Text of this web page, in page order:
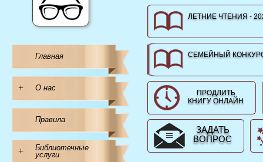
Главная
+ О нас
Правила
+
Библиотечные
услуги
ЛЕТНИЕ ЧТЕНИЯ -
СЕМЕЙНЫЙ
ПРОДЛИТЬ
КНИГУ ОНЛАЙН
ЗАДАТЬ
ВОПРОС